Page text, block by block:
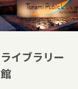
イブラリー